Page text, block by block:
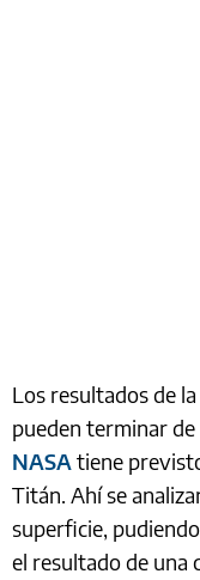
Los resultados de
pueden terminar
NASAtiene
Titán. Ahí se
superficie,
el resultado de una